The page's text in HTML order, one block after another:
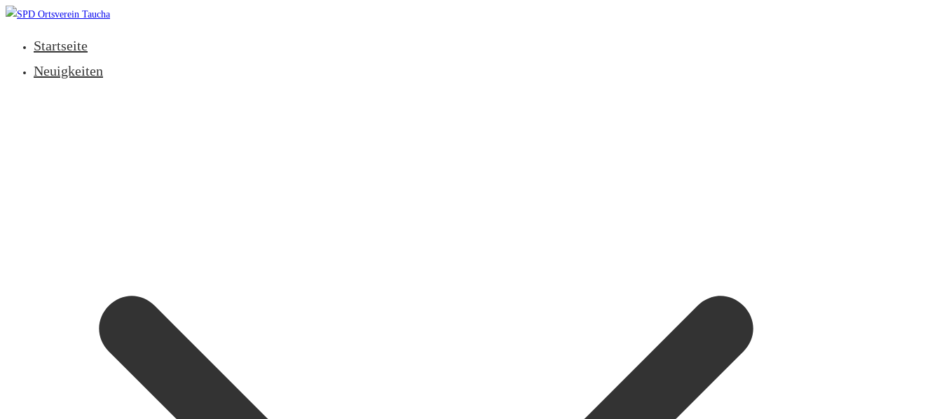
Zum
springen
SPD Ortsverein Taucha
Startseite
Neuigkeiten